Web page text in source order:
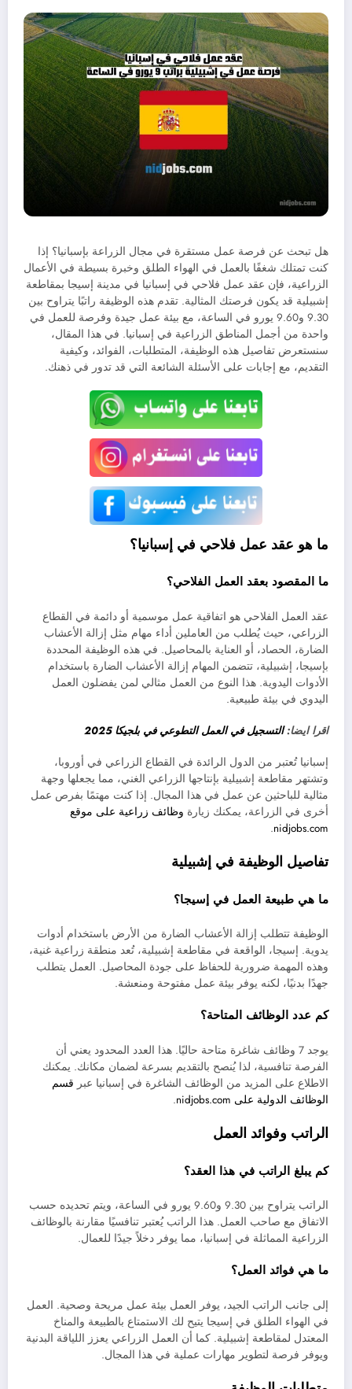
هل تبحث عن فرصة عمل مستقرة في مجال الزراعة بإسبانيا؟ إذا
كنت تمتلك شغفًا بالعمل في الهواء الطلق وخبرة بسيطة في الأعمال
الزراعية، فإن عقد عمل فلاحي في إسبانيا في مدينة إسيجا بمقاطعة
إشبيلية قد يكون فرصتك المثالية. تقدم هذه الوظيفة راتبًا يتراوح بين
9.30 و9.60 يورو في الساعة، مع بيئة عمل جيدة وفرصة للعمل في
واحدة من أجمل المناطق الزراعية في إسبانيا. في هذا المقال،
سنستعرض تفاصيل هذه الوظيفة، المتطلبات، الفوائد، وكيفية
التقديم، مع إجابات على الأسئلة الشائعة التي قد تدور في ذهنك.
ما هو عقد عمل فلاحي في إسبانيا؟
ما المقصود بعقد العمل الفلاحي؟
عقد العمل الفلاحي هو اتفاقية عمل موسمية أو دائمة في القطاع
الزراعي، حيث يُطلب من العاملين أداء مهام مثل إزالة الأعشاب
الضارة، الحصاد، أو العناية بالمحاصيل. في هذه الوظيفة المحددة
بإسيجا، إشبيلية، تتضمن المهام إزالة الأعشاب الضارة باستخدام
الأدوات اليدوية. هذا النوع من العمل مثالي لمن يفضلون العمل
اليدوي في بيئة طبيعية.
اقرا ايضا:التسجيل في العمل التطوعي في بلجيكا 2025
إسبانيا تُعتبر من الدول الرائدة في القطاع الزراعي في أوروبا،
وتشتهر مقاطعة إشبيلية بإنتاجها الزراعي الغني، مما يجعلها وجهة
مثالية للباحثين عن عمل في هذا المجال. إذا كنت مهتمًا بفرص عمل
أخرى في الزراعة، يمكنك زيارة وظائف زراعية على موقع
nidjobs.com
.
تفاصيل الوظيفة في إشبيلية
ما هي طبيعة العمل في إسيجا؟
الوظيفة تتطلب إزالة الأعشاب الضارة من الأرض باستخدام أدوات
يدوية. إسيجا، الواقعة في مقاطعة إشبيلية، تُعد منطقة زراعية غنية،
وهذه المهمة ضرورية للحفاظ على جودة المحاصيل. العمل يتطلب
جهدًا بدنيًا، لكنه يوفر بيئة عمل مفتوحة ومنعشة.
كم عدد الوظائف المتاحة؟
يوجد 7 وظائف شاغرة متاحة حاليًا. هذا العدد المحدود يعني أن
الفرصة تنافسية، لذا يُنصح بالتقديم بسرعة لضمان مكانك. يمكنك
الاطلاع على المزيد من الوظائف الشاغرة في إسبانيا عبر قسم
الوظائف الدولية على nidjobs.com
.
الراتب وفوائد العمل
كم يبلغ الراتب في هذا العقد؟
الراتب يتراوح بين 9.30 و9.60 يورو في الساعة، ويتم تحديده حسب
الاتفاق مع صاحب العمل. هذا الراتب يُعتبر تنافسيًا مقارنة بالوظائف
الزراعية المماثلة في إسبانيا، مما يوفر دخلاً جيدًا للعمال.
ما هي فوائد العمل؟
إلى جانب الراتب الجيد، يوفر العمل بيئة عمل مريحة وصحية. العمل
في الهواء الطلق في إسيجا يتيح لك الاستمتاع بالطبيعة والمناخ
المعتدل لمقاطعة إشبيلية. كما أن العمل الزراعي يعزز اللياقة البدنية
ويوفر فرصة لتطوير مهارات عملية في هذا المجال.